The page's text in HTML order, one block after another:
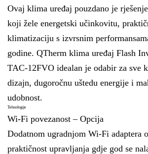
Ovaj klima uređaj pouzdano je
koji žele energetski učinkovitu,
klimatizaciju s izvrsnim
godine. QTherm klima uređaj Flash
TAC-12FVO idealan je odabir za sve
dizajn, dugoročnu uštedu energije i
udobnost.
Tehnologije
Wi-Fi povezanost – Opcija
Dodatnom ugradnjom Wi-Fi adaptera
praktičnost upravljanja gdje god se